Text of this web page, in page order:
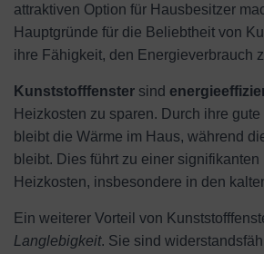
attraktiven Option für Hausbesitzer
Hauptgründe für die Beliebtheit von
ihre Fähigkeit, den Energieverbrauch
Kunststofffenster sind
Heizkosten zu sparen. Durch ihre
bleibt die Wärme im Haus, während
bleibt. Dies führt zu einer
Heizkosten, insbesondere in den
Ein weiterer Vorteil von
Langlebigkeit. Sie sind